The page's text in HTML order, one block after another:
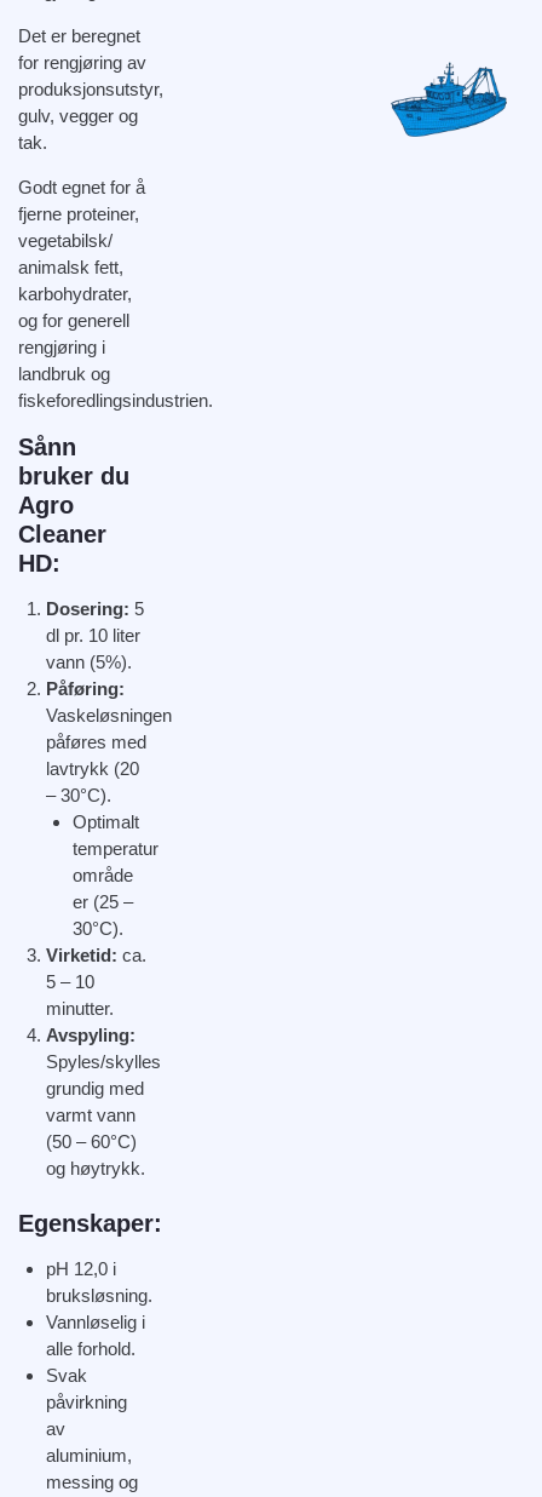
Det er beregnet
for rengjøring av
produksjonsutstyr,
gulv, vegger og
tak.
Godt egnet for å
fjerne proteiner,
vegetabilsk/
animalsk fett,
karbohydrater,
og for generell
rengjøring i
landbruk og
fiskeforedlingsindustrien.
Sånn
bruker du
Agro
Cleaner
HD:
Dosering: 5
dl pr. 10 liter
vann (5%).
Påføring:
Vaskeløsningen
påføres med
lavtrykk (20
– 30°C).
Optimalt
temperatur
område
er (25 –
30°C).
Virketid: ca.
5 – 10
minutter.
Avspyling:
Spyles/skylles
grundig med
varmt vann
(50 – 60°C)
og høytrykk.
Egenskaper:
pH 12,0 i
bruksløsning.
Vannløselig i
alle forhold.
Svak
påvirkning
av
aluminium,
messing og